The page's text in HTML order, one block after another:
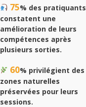
75% des pratiquants
constatent une
amélioration de leurs
compétences après
plusieurs sorties.
60% privilégient des
zones naturelles
préservées pour leurs
sessions.